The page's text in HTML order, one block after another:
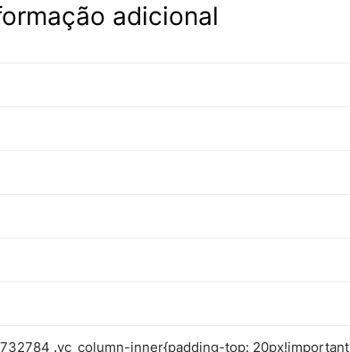
adicional
.vc_column-inner{padding-top: 20px!important